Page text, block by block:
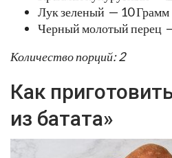
Лук зеленый — 10 Грамм
Черный молотый перец
Количество порций: 2
Как
из батата»